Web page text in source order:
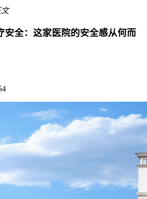
文
安全：这家医院的安全感从何而